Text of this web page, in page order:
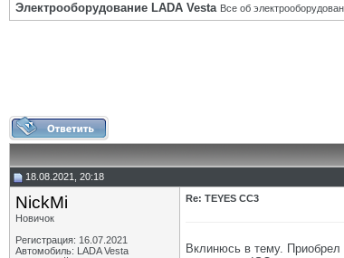
Электрооборудование LADA Vesta Все об
18.08.2021, 20:18
NickMi
Новичок
Регистрация: 16.07.2021
Автомобиль: LADA Vesta
Re: TEYES CC3
Вклинюсь в тему. Приобрел